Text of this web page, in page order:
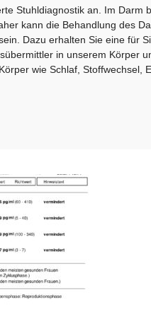
Stuhldiagnostik an. Im Darm
kann die Behandlung des
Dazu erhalten Sie eine für
in unserem Körper
wie Schlaf, Stoffwechsel,